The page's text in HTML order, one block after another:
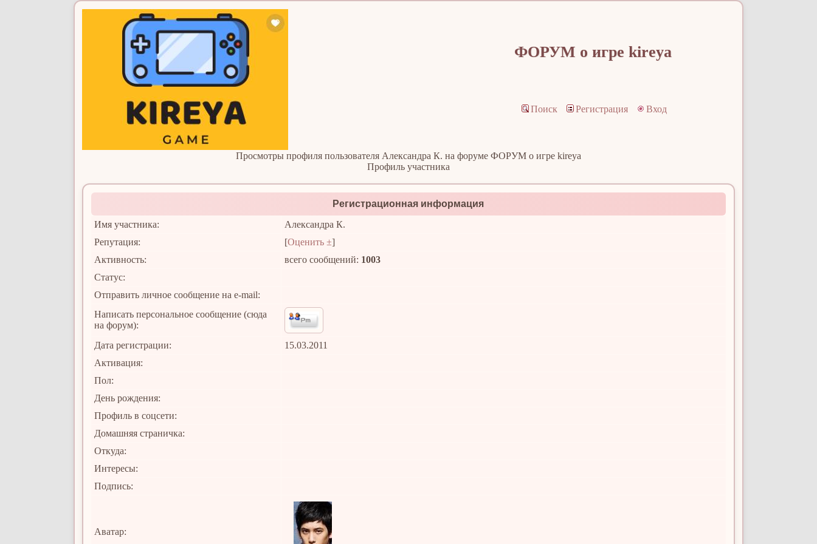
ФОРУМ о игре kireya
Поиск Регистрация Вход
Просмотры профиля пользователя Александра К. на форуме ФОРУМ о игре kireya
Профиль участника
Регистрационная информация
Имя участника:
Александра К.
Репутация:
[Оценить ±]
Активность:
всего сообщений: 1003
Статус:
Отправить личное сообщение на e-mail:
Написать персональное сообщение (сюда
на форум):
Дата регистрации:
15.03.2011
Активация:
Пол:
День рождения:
Профиль в соцсети:
Домашняя страничка:
Откуда:
Интересы:
Подпись:
Аватар: